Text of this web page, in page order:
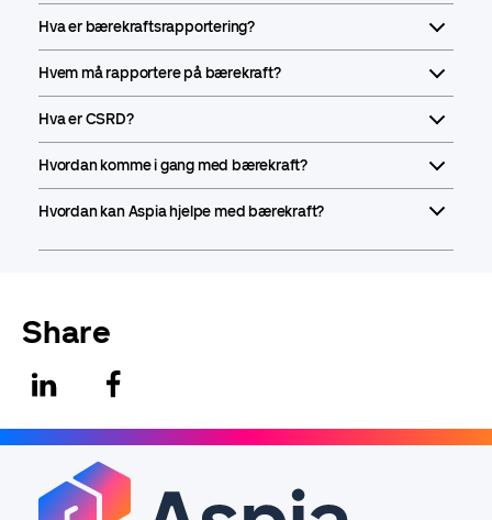
Hva er bærekraftsrapportering?
Hvem må rapportere på bærekraft?
Hva er CSRD?
Hvordan komme i gang med bærekraft?
Hvordan kan Aspia hjelpe med bærekraft?
Share